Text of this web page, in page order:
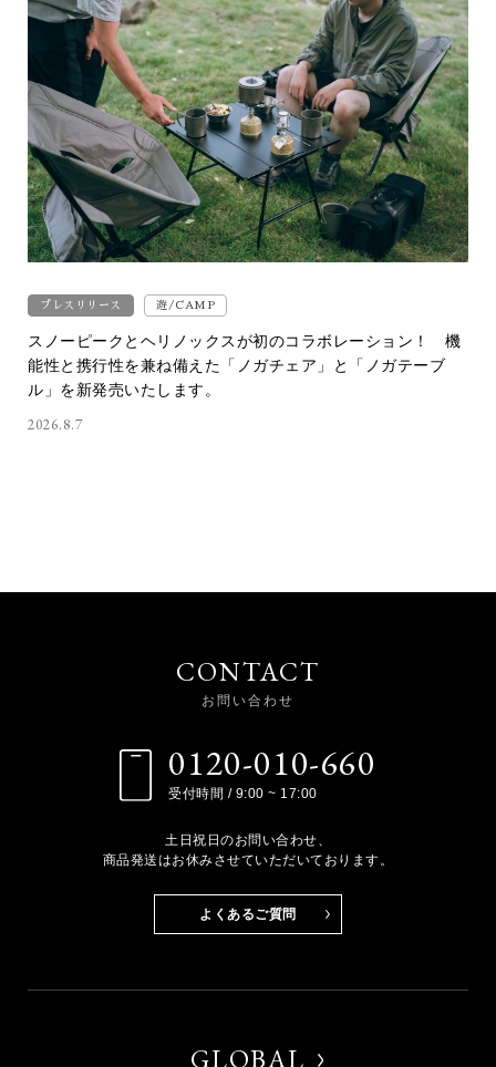
プレスリリース 遊/CAMP
スノーピークとヘリノックスが初のコラボレーション！ 機
能性と携行性を兼ね備えた「ノガチェア」と「ノガテーブ
ル」を新発売いたします。
2026.8.7
CONTACT
お問い合わせ
0120-010-660
受付時間 / 9:00 ~ 17:00
土日祝日のお問い合わせ、
商品発送はお休みさせていただいております。
よくあるご質問
GLOBAL